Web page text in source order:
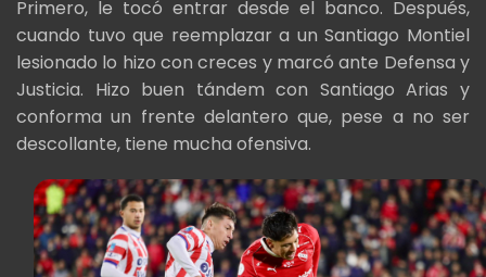
Primero, le tocó entrar desde el banco. Después,
cuando tuvo que reemplazar a un Santiago Montiel
lesionado lo hizo con creces y marcó ante Defensa y
Justicia. Hizo buen tándem con Santiago Arias y
conforma un frente delantero que, pese a no ser
descollante, tiene mucha ofensiva.